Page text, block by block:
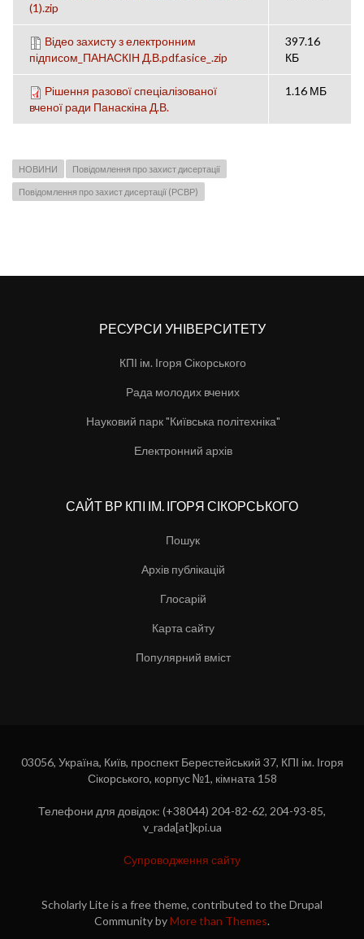
(1).zip
Відео захисту з електронним
підписом_ПАНАСКІН Д.В.pdf.asice_.zip
397.16
КБ
Рішення разової спеціалізованої
вченої ради Панаскіна Д.В.
1.16 МБ
НОВИНИ Повідомлення про захист дисертації
Повідомлення про захист дисертації (РСВР)
РЕСУРСИ УНІВЕРСИТЕТУ
КПІ ім. Ігоря Сікорського
Рада молодих вчених
Науковий парк "Київська політехніка"
Електронний архів
САЙТ ВР КПІ ІМ. ІГОРЯ СІКОРСЬКОГО
Пошук
Архів публікацій
Глосарій
Карта сайту
Популярний вміст
03056, Україна, Київ, проспект Берестейський 37, КПІ ім. Ігоря
Сікорського, корпус №1, кімната 158
Телефони для довідок: (+38044) 204-82-62, 204-93-85,
v_rada[at]kpi.ua
Супроводження сайту
Scholarly Lite is a free theme, contributed to the Drupal
Community byMore than Themes.